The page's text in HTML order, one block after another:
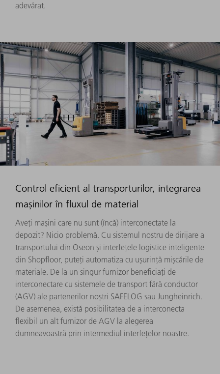
adevărat.
Control eficient al transporturilor, integrarea
mașinilor în fluxul de material
Aveți mașini care nu sunt (încă) interconectate la
depozit? Nicio problemă. Cu sistemul nostru de dirijare a
transportului din Oseon și interfețele logistice inteligente
din Shopfloor, puteți automatiza cu ușurință mișcările de
materiale. De la un singur furnizor beneficiați de
interconectare cu sistemele de transport fără conductor
(AGV) ale partenerilor noștri SAFELOG sau Jungheinrich.
De asemenea, există posibilitatea de a interconecta
flexibil un alt furnizor de AGV la alegerea
dumneavoastră prin intermediul interfețelor noastre.